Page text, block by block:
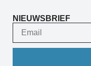
NIEUWSBRIEF